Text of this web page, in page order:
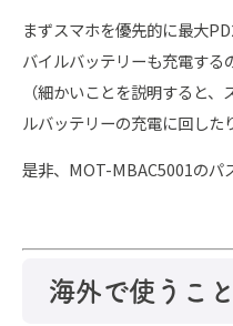
まずスマホを優先的に最大
バイルバッテリーも充電する
（細かいことを説明すると
ルバッテリーの充電に回した
是非、MOT-MBAC5001のパ
海外で使うこ